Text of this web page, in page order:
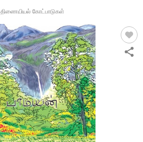
திணையியல் கோட்பாடுகள்